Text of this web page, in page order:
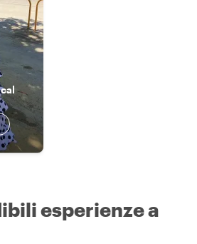
esperienze a